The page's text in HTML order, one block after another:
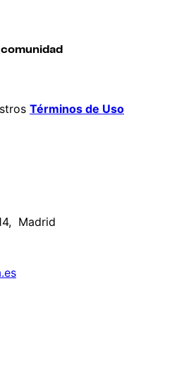
Términos de Uso
Madrid